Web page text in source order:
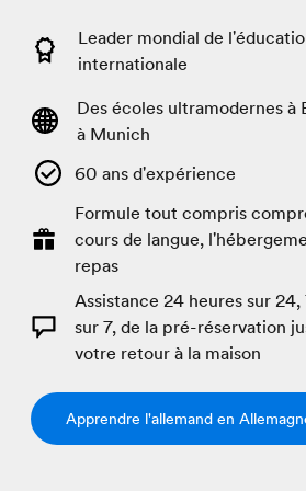
Leader mondial de
internationale
Des écoles ultramodernes à
à Munich
60 ans d'expérience
Formule tout compris
cours de langue,
repas
Assistance 24 heures sur 24,
sur 7, de la pré-réservation
votre retour à la maison
Apprendre l'allemand en